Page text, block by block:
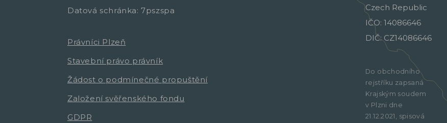
Datová schránka: 7pszspa
Právníci Plzeň
Stavební právo právník
Žádost o podmínečné propuštění
Založení svěřenského fondu
GDPR
Czech Republic
IČO: 14086646
DIČ: CZ14086646
Do obchodního
rejstříku zapsaná
Krajským soudem
v Plzni dne
21.12.2021, spisová